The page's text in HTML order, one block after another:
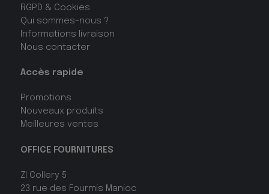
RGPD & Cookies
Qui sommes-nous ?
Informations livraison
Nous contacter
Accès rapide
Promotions
Nouveaux produits
Meilleures ventes
OFFICE FOURNITURES
ZI Collery 5
23 rue des Fourmis Manioc